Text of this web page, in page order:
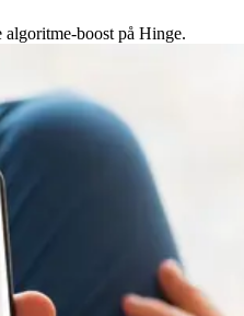
boost på Hinge.